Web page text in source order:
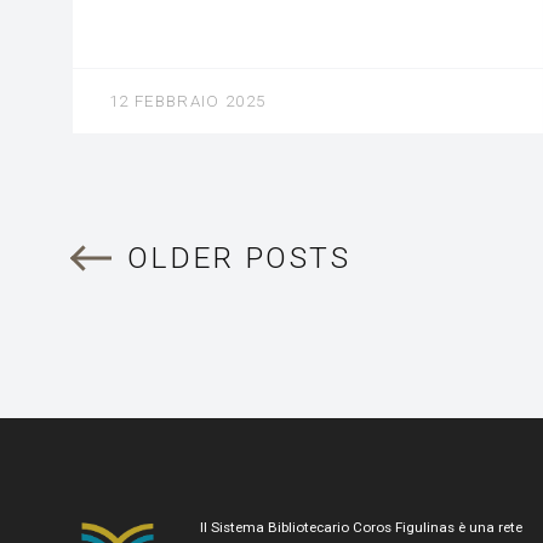
12 FEBBRAIO 2025
OLDER POSTS
Il Sistema Bibliotecario Coros Figulinas è una rete